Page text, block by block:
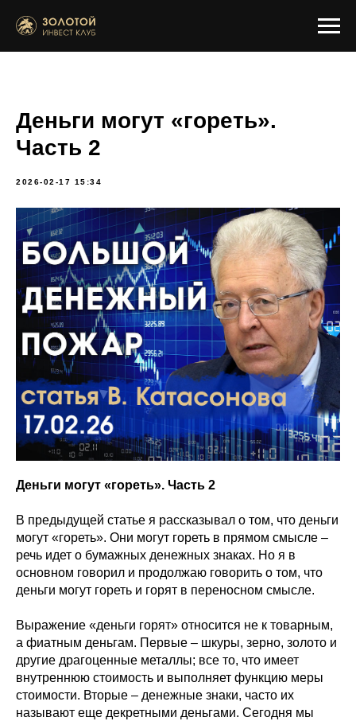
Деньги могут «гореть».
Часть 2
2026-02-17 15:34
Деньги могут «гореть». Часть 2
В предыдущей статье я рассказывал о том, что деньги
могут «гореть». Они могут гореть в прямом смысле –
речь идет о бумажных денежных знаках. Но я в
основном говорил и продолжаю говорить о том, что
деньги могут гореть и горят в переносном смысле.
Выражение «деньги горят» относится не к товарным,
а фиатным деньгам. Первые – шкуры, зерно, золото и
другие драгоценные металлы; все то, что имеет
внутреннюю стоимость и выполняет функцию меры
стоимости. Вторые – денежные знаки, часто их
называют еще декретными деньгами. Сегодня мы